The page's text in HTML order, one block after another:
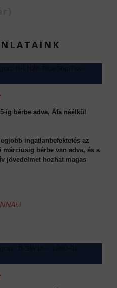
ig bérbe adva, Áfa náélkül
ingatlanbefektetés az
bérbe van adva, és a
jövedelmet hozhat magas